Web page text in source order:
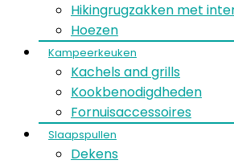
Hikingrugzakken met
Hoezen
Kampeerkeuken
Kachels and grills
Kookbenodigdheden
Fornuisaccessoires
Slaapspullen
Dekens